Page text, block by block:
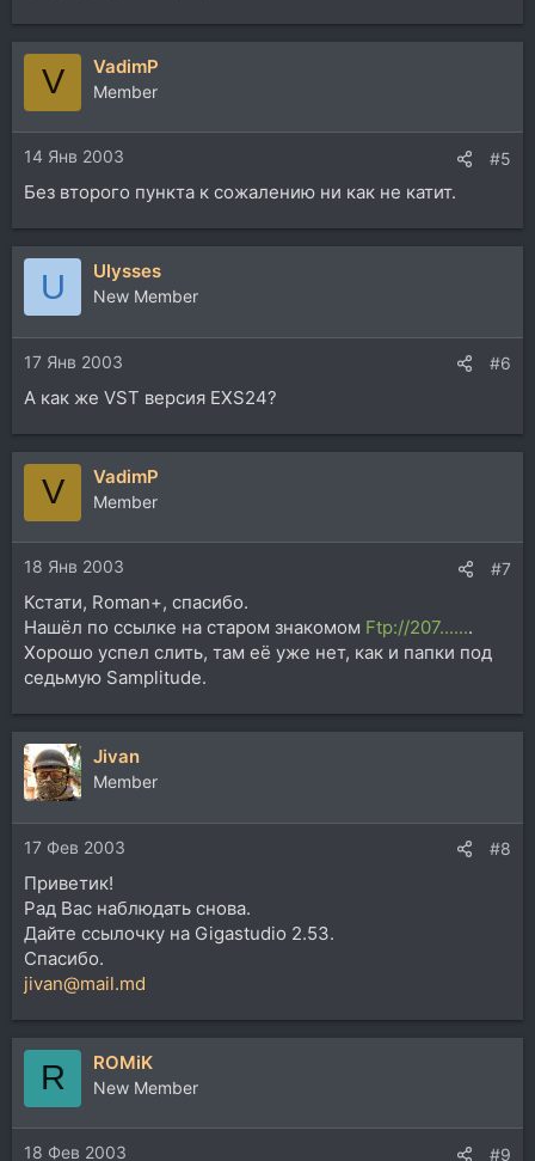
V VadimP
Member
14 Янв 2003 #5
Без второго пункта к сожалению ни как не катит.
U Ulysses
New Member
17 Янв 2003 #6
А как же VST версия EXS24?
V VadimP
Member
18 Янв 2003 #7
Кстати, Roman+, спасибо.
Нашёл по ссылке на старом знакомом Ftp://207.......
Хорошо успел слить, там её уже нет, как и папки под
седьмую Samplitude.
Jivan
Member
17 Фев 2003 #8
Приветик!
Рад Вас наблюдать снова.
Дайте ссылочку на Gigastudio 2.53.
Спасибо.
jivan@mail.md
R ROMiK
New Member
18 Фев 2003 #9